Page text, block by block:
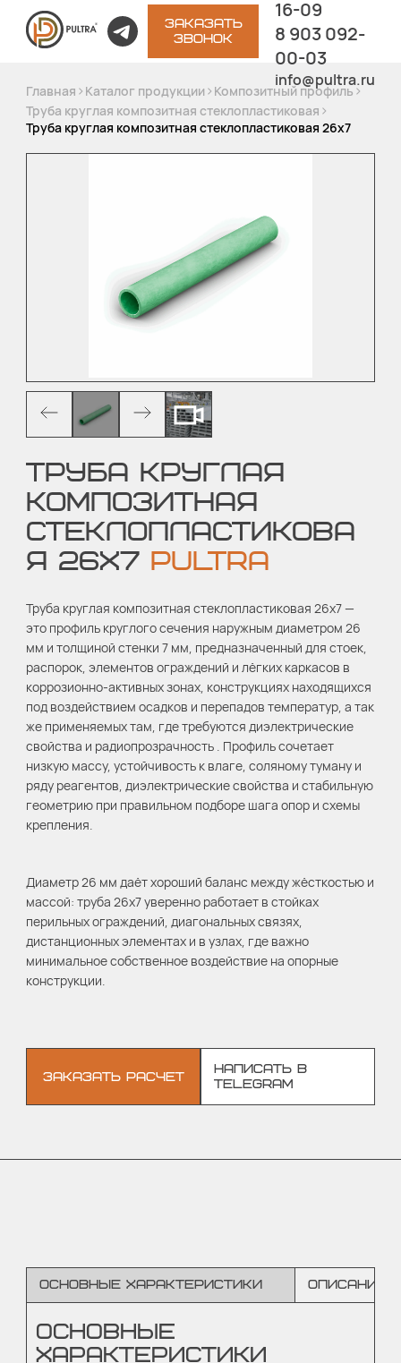
ЗАКАЗАТЬ
ЗВОНОК
16-09
8 903 092-
00-03
info@pultra.ru
Главная > Каталог продукции> Композитный профиль>
Труба круглая композитная стеклопластиковая >
Труба круглая композитная стеклопластиковая 26х7
ТРУБА КРУГЛАЯ
КОМПОЗИТНАЯ
СТЕКЛОПЛАСТИКОВА
Я 26Х7 PULTRA
Труба круглая композитная стеклопластиковая 26х7 —
это профиль круглого сечения наружным диаметром 26
мм и толщиной стенки 7 мм, предназначенный для стоек,
распорок, элементов ограждений и лёгких каркасов в
коррозионно-активных зонах, конструкциях находящихся
под воздействием осадков и перепадов температур, а так
же применяемых там, где требуются диэлектрические
свойства и радиопрозрачность . Профиль сочетает
низкую массу, устойчивость к влаге, соляному туману и
ряду реагентов, диэлектрические свойства и стабильную
геометрию при правильном подборе шага опор и схемы
крепления.
Диаметр 26 мм даёт хороший баланс между жёсткостью и
массой: труба 26х7 уверенно работает в стойках
перильных ограждений, диагональных связях,
дистанционных элементах и в узлах, где важно
минимальное собственное воздействие на опорные
конструкции.
ЗАКАЗАТЬ РАСЧЕТ
НАПИСАТЬ В
TELEGRAM
Основные характеристики Описание
ОСНОВНЫЕ
ХАРАКТЕРИСТИКИ